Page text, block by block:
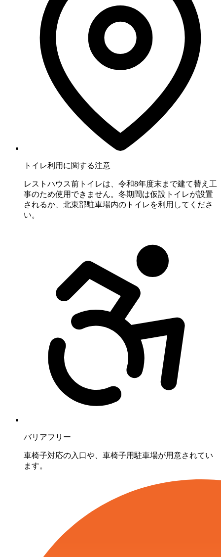
トイレ利用に関する注意
レストハウス前トイレは、令和8年度末まで建て替え工
事のため使用できません。冬期間は仮設トイレが設置
されるか、北東部駐車場内のトイレを利用してくださ
い。
バリアフリー
車椅子対応の入口や、車椅子用駐車場が用意されてい
ます。